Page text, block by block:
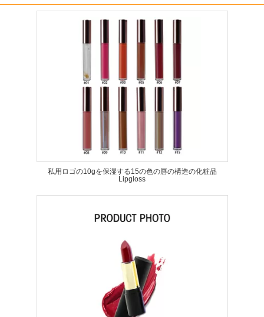
私用ロゴの10gを保湿する15の色の唇の構造の化粧品
Lipgloss